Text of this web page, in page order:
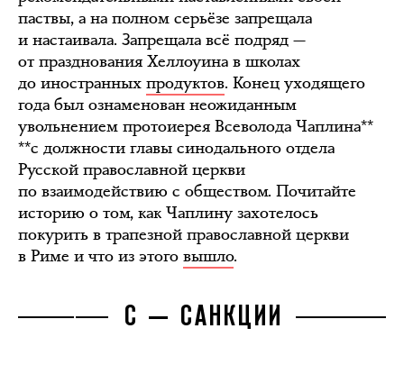
паствы, а на полном серьёзе запрещала
и настаивала. Запрещала всё подряд —
от празднования Хеллоуина в школах
до иностранных продуктов. Конец уходящего
года был ознаменован неожиданным
увольнением протоиерея Всеволода Чаплина**
**с должности главы синодального отдела
Русской православной церкви
по взаимодействию с обществом. Почитайте
историю о том, как Чаплину захотелось
покурить в трапезной православной церкви
в Риме и что из этого вышло.
С — САНКЦИИ